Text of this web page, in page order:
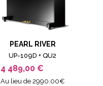
PEARL RIVER
UP-109D + QU2
4 489,00 €
Au lieu de 2990.00€